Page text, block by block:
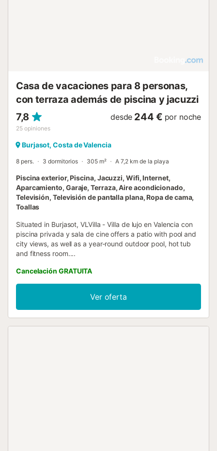
Casa de vacaciones para 8 personas,
con terraza además de piscina y jacuzzi
7,8
25 opiniones
desde 244 € por noche
Burjasot, Costa de Valencia
8 pers. 3 dormitorios 305 m² A 7,2 km de la playa
Piscina exterior, Piscina, Jacuzzi, Wifi, Internet,
Aparcamiento, Garaje, Terraza, Aire acondicionado,
Televisión, Televisión de pantalla plana, Ropa de cama,
Toallas
Situated in Burjasot, VLVilla - Villa de lujo en Valencia con
piscina privada y sala de cine offers a patio with pool and
city views, as well as a year-round outdoor pool, hot tub
and fitness room....
Cancelación GRATUITA
Ver oferta